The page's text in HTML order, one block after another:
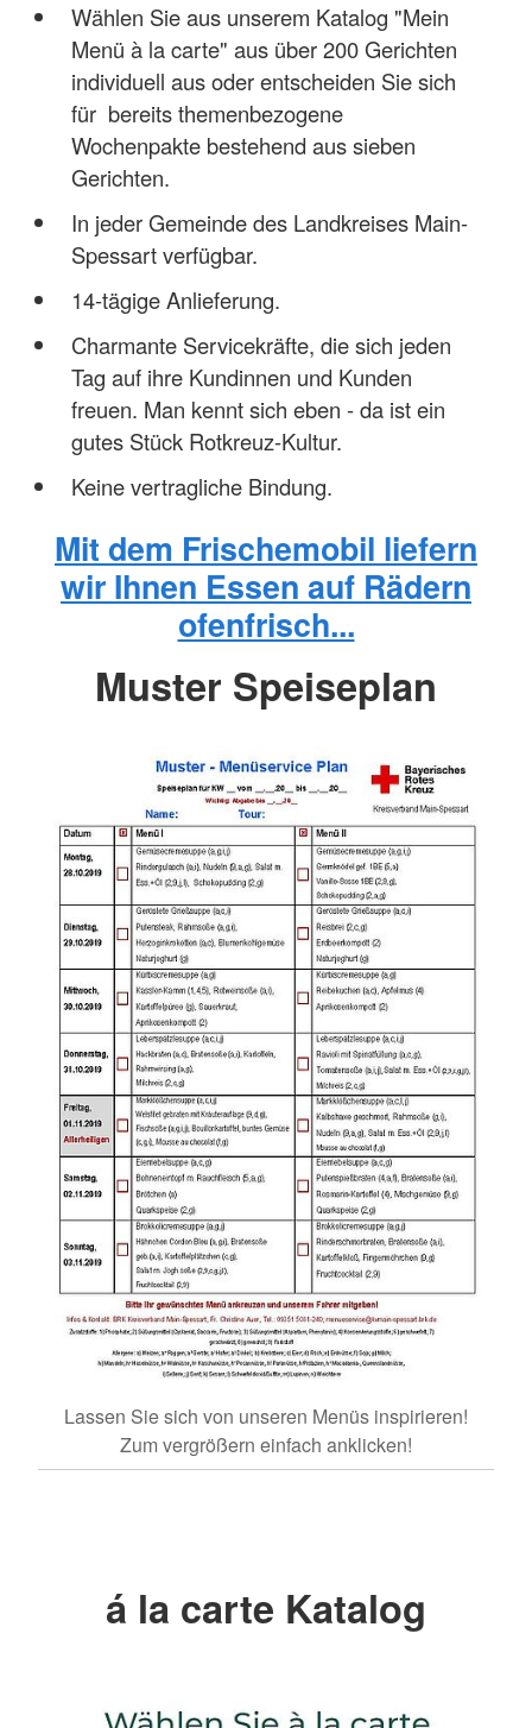
Wählen Sie aus unserem Katalog "Mein
Menü à la carte" aus über 200 Gerichten
individuell aus oder entscheiden Sie sich
für bereits themenbezogene
Wochenpakte bestehend aus sieben
Gerichten.
In jeder Gemeinde des Landkreises Main-
Spessart verfügbar.
14-tägige Anlieferung.
Charmante Servicekräfte, die sich jeden
Tag auf ihre Kundinnen und Kunden
freuen. Man kennt sich eben - da ist ein
gutes Stück Rotkreuz-Kultur.
Keine vertragliche Bindung.
Mit dem Frischemobil liefern
wir Ihnen Essen auf Rädern
ofenfrisch...
Muster Speiseplan
Lassen Sie sich von unseren Menüs inspirieren!
Zum vergrößern einfach anklicken!
á la carte Katalog